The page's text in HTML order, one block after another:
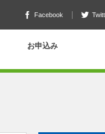
Facebook
お申込み